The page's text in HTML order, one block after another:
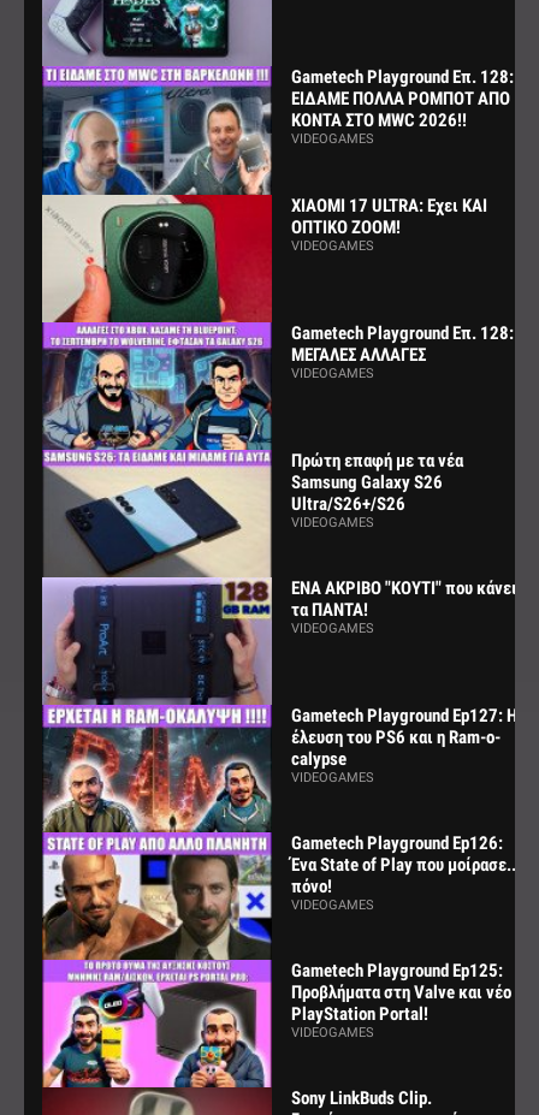
Gametech Playground Επ. 128:
ΕΙΔΑΜΕ ΠΟΛΛΑ ΡΟΜΠΟΤ ΑΠΟ
ΚΟΝΤΑ ΣΤΟ MWC 2026!!
VIDEOGAMES
XIAOMI 17 ULTRA: Εχει ΚΑΙ
ΟΠΤΙΚΟ ZOOM!
VIDEOGAMES
Gametech Playground Επ. 128:
ΜΕΓΑΛΕΣ ΑΛΛΑΓΕΣ
VIDEOGAMES
Πρώτη επαφή με τα νέα
Samsung Galaxy S26
Ultra/S26+/S26
VIDEOGAMES
ΕΝΑ ΑΚΡΙΒΟ "ΚΟΥΤΙ" που κάνει
τα ΠΑΝΤΑ!
VIDEOGAMES
Gametech Playground Ep127: Η
έλευση του PS6 και η Ram-o-
calypse
VIDEOGAMES
Gametech Playground Ep126:
Ένα State of Play που μοίρασε...
πόνο!
VIDEOGAMES
Gametech Playground Ep125:
Προβλήματα στη Valve και νέο
PlayStation Portal!
VIDEOGAMES
Sony LinkBuds Clip.